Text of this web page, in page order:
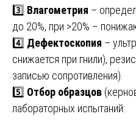
3️⃣ Влагометрия –
до 20%, при >20% –
4️⃣ Дефектоскопия –
снижается при гнили),
записью сопротивления).
5️⃣ Отбор образцов
лабораторных испытаний: